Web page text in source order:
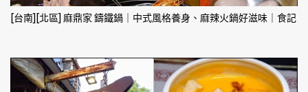
[台南][北區] 麻鼎家 鑄鐵鍋｜中式風格養身、麻辣火鍋好滋味｜食記